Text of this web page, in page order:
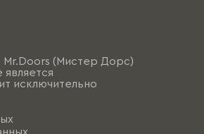
Mr.Doors (Мистер Дорс)
исключительно